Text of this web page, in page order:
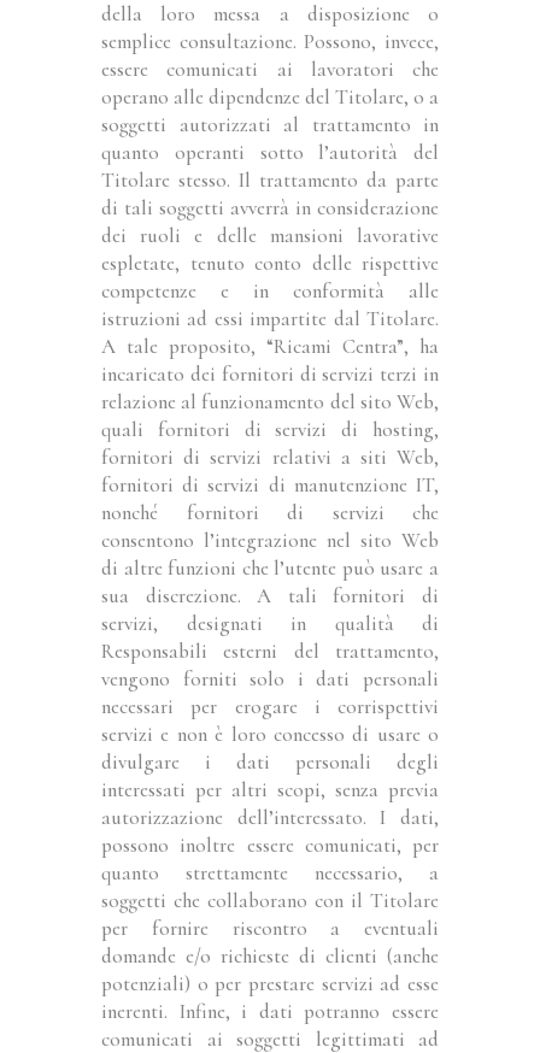
della loro messa a disposizione o
semplice consultazione. Possono, invece,
essere comunicati ai lavoratori che
operano alle dipendenze del Titolare, o a
soggetti autorizzati al trattamento in
quanto operanti sotto l’autorità del
Titolare stesso. Il trattamento da parte
di tali soggetti avverrà in considerazione
dei ruoli e delle mansioni lavorative
espletate, tenuto conto delle rispettive
competenze e in conformità alle
istruzioni ad essi impartite dal Titolare.
A tale proposito, “Ricami Centra”, ha
incaricato dei fornitori di servizi terzi in
relazione al funzionamento del sito Web,
quali fornitori di servizi di hosting,
fornitori di servizi relativi a siti Web,
fornitori di servizi di manutenzione IT,
nonché fornitori di servizi che
consentono l’integrazione nel sito Web
di altre funzioni che l’utente può usare a
sua discrezione. A tali fornitori di
servizi, designati in qualità di
Responsabili esterni del trattamento,
vengono forniti solo i dati personali
necessari per erogare i corrispettivi
servizi e non è loro concesso di usare o
divulgare i dati personali degli
interessati per altri scopi, senza previa
autorizzazione dell’interessato. I dati,
possono inoltre essere comunicati, per
quanto strettamente necessario, a
soggetti che collaborano con il Titolare
per fornire riscontro a eventuali
domande e/o richieste di clienti (anche
potenziali) o per prestare servizi ad esse
inerenti. Infine, i dati potranno essere
comunicati ai soggetti legittimati ad